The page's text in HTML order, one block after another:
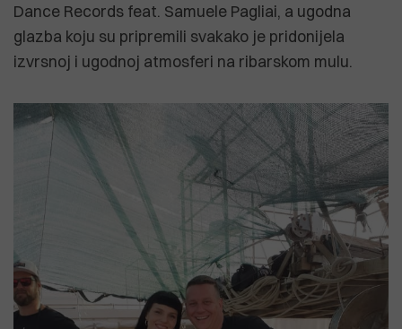
Dance Records feat. Samuele Pagliai, a ugodna
glazba koju su pripremili svakako je pridonijela
izvrsnoj i ugodnoj atmosferi na ribarskom mulu.